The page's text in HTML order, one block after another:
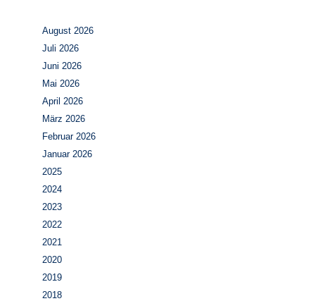
August 2026
Juli 2026
Juni 2026
Mai 2026
April 2026
März 2026
Februar 2026
Januar 2026
2025
2024
2023
2022
2021
2020
2019
2018